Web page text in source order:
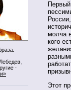
-
молча
кого
Этот